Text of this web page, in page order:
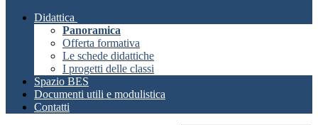
Didattica
Panoramica
Offerta formativa
Le schede didattiche
I progetti delle classi
Spazio BES
Documenti utili e modulistica
Contatti